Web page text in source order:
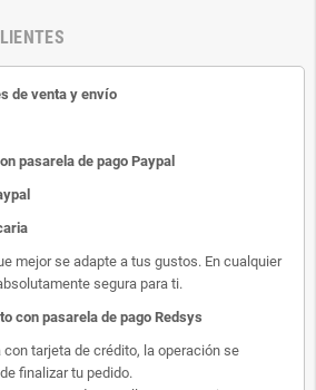
de venta y envío
pasarela de pago Paypal
mejor se adapte a tus gustos. En cualquier
segura para ti.
con pasarela de pago Redsys
tarjeta de crédito, la operación se
finalizar tu pedido.